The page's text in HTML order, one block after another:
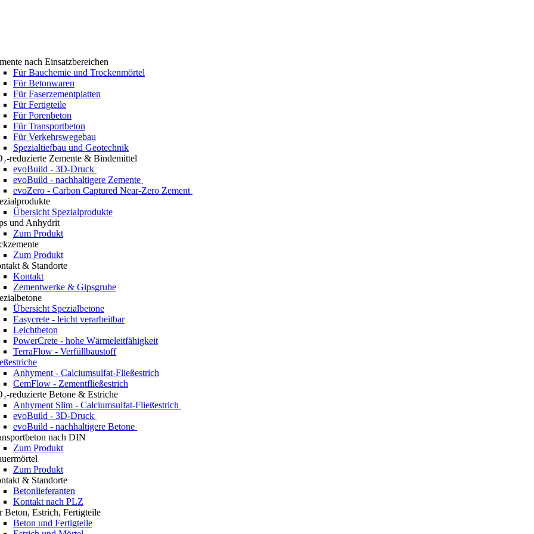
nach Einsatzbereichen
Für Bauchemie und Trockenmörtel
Für Betonwaren
Für Faserzementplatten
Für Fertigteile
Für Porenbeton
Für Transportbeton
Für Verkehrswegebau
Spezialtiefbau und Geotechnik
reduzierte Zemente & Bindemittel
evoBuild - 3D-Druck
evoBuild - nachhaltigere Zemente
evoZero - Carbon Captured Near-Zero Zement
Übersicht Spezialprodukte
und Anhydrit
Zum Produkt
Zum Produkt
& Standorte
Kontakt
Zementwerke & Gipsgrube
Übersicht Spezialbetone
Easycrete - leicht verarbeitbar
Leichtbeton
PowerCrete - hohe Wärmeleitfähigkeit
TerraFlow - Verfüllbaustoff
Anhyment - Calciumsulfat-Fließestrich
CemFlow - Zementfließestrich
reduzierte Betone & Estriche
Anhyment Slim - Calciumsulfat-Fließestrich
evoBuild - 3D-Druck
evoBuild - nachhaltigere Betone
nach DIN
Zum Produkt
Zum Produkt
& Standorte
Betonlieferanten
Kontakt nach PLZ
Beton, Estrich, Fertigteile
Beton und Fertigteile